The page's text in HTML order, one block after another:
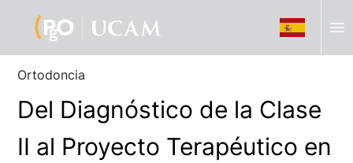
menu
Ortodoncia
Del Diagnóstico de la Clase
II al Proyecto Terapéutico en